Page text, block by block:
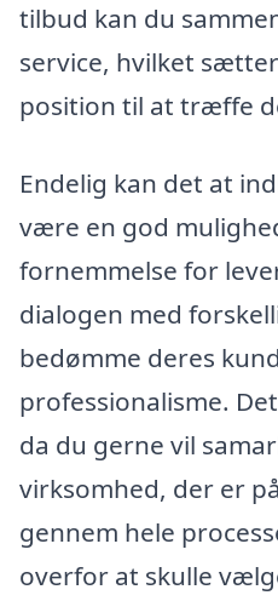
tilbud kan du
service, hvilket
position til at træffe
Endelig kan det at
være en god
fornemmelse for
dialogen med
bedømme deres
professionalisme.
da du gerne vil
virksomhed, der er
gennem hele
overfor at skulle